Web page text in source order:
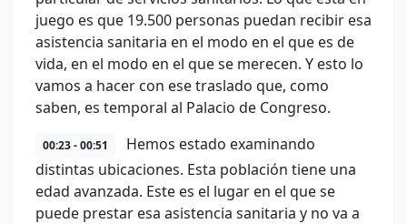
juego es que 19.500 personas puedan recibir esa
asistencia sanitaria en el modo en el que es de
vida, en el modo en el que se merecen. Y esto lo
vamos a hacer con ese traslado que, como
saben, es temporal al Palacio de Congreso.
00:23 - 00:51
Hemos estado examinando
distintas ubicaciones. Esta población tiene una
edad avanzada. Este es el lugar en el que se
puede prestar esa asistencia sanitaria y no va a